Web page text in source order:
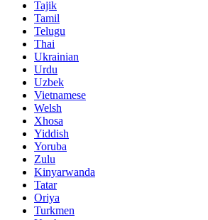
Tajik
Tamil
Telugu
Thai
Ukrainian
Urdu
Uzbek
Vietnamese
Welsh
Xhosa
Yiddish
Yoruba
Zulu
Kinyarwanda
Tatar
Oriya
Turkmen